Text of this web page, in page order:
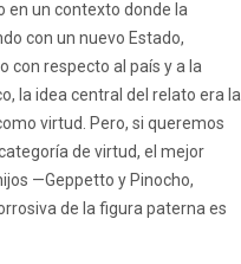
en un contexto donde la
con un nuevo Estado,
con respecto al país y a la
la idea central del relato era la
virtud. Pero, si queremos
de virtud, el mejor
—Geppetto y Pinocho,
de la figura paterna es